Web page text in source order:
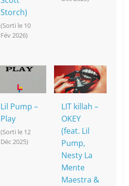
Storch)
(Sorti le 10
Fév 2026)
Lil Pump –
Play
(Sorti le 12
Déc 2025)
LIT killah –
OKEY
(feat. Lil
Pump,
Nesty La
Mente
Maestra &